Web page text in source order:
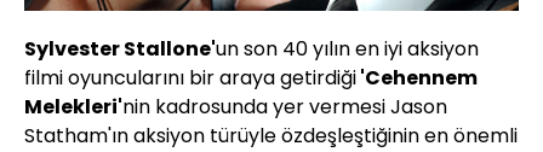
Sylvester Stallone'un son 40 yılın en iyi aksiyon
filmi oyuncularını bir araya getirdiği'Cehennem
Melekleri'nin kadrosunda yer vermesi Jason
Statham'ın aksiyon türüyle özdeşleştiğinin en önemli